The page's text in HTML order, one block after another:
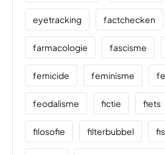
eyetracking factchecken
farmacologie fascisme
femicide feminisme
feodalisme fictie fiets
filosofie filterbubbel